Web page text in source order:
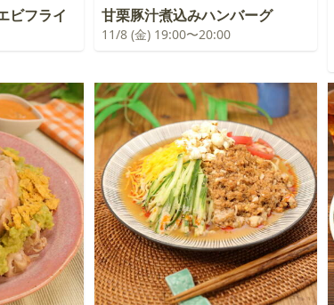
ビフライ 甘栗豚汁煮込みハンバーグ
11/8 (金) 19:00〜20:00